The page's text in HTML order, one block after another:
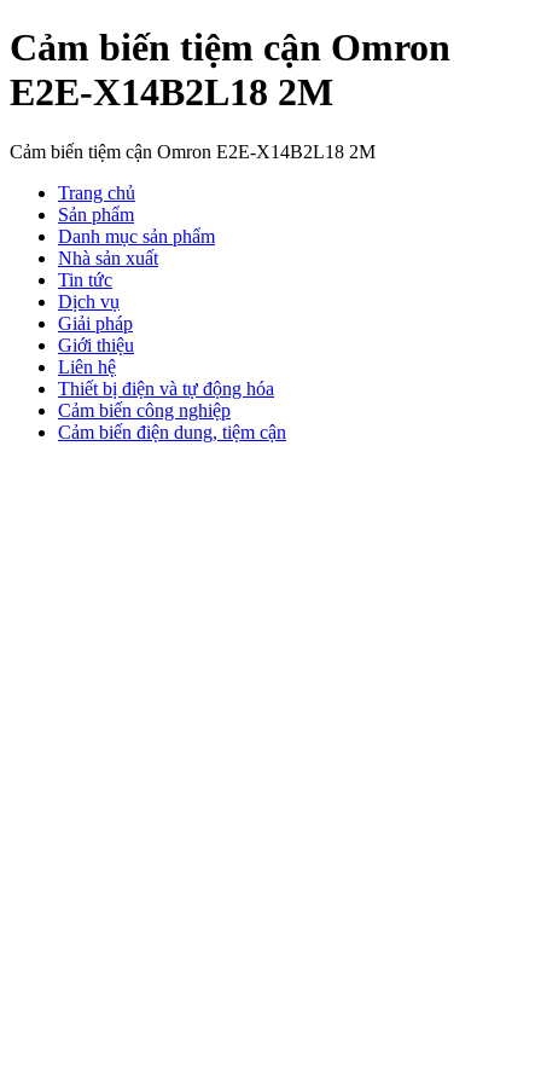
Cảm biến tiệm cận Omron
E2E-X14B2L18 2M
Cảm biến tiệm cận Omron E2E-X14B2L18 2M
Trang chủ
Sản phẩm
Danh mục sản phẩm
Nhà sản xuất
Tin tức
Dịch vụ
Giải pháp
Giới thiệu
Liên hệ
Thiết bị điện và tự động hóa
Cảm biến công nghiệp
Cảm biến điện dung, tiệm cận